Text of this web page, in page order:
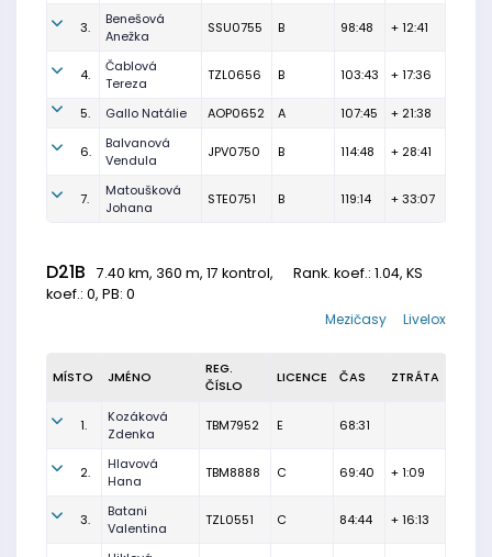
3.
Benešová
Anežka
SSU0755 B 98:48 + 12:41
4.
Čablová
Tereza
TZL0656 B 103:43 + 17:36
5. Gallo Natálie AOP0652 A 107:45 + 21:38
6.
Balvanová
Vendula
JPV0750 B 114:48 + 28:41
7.
Matoušková
Johana
STE0751 B 119:14 + 33:07
D21B 7.40 km, 360 m, 17 kontrol, Rank. koef.: 1.04, KS
koef.: 0, PB: 0
Livelox
Mezičasy
MÍSTO JMÉNO
REG.
ČÍSLO
LICENCE ČAS ZTRÁTA
1.
Kozáková
Zdenka
TBM7952 E 68:31
2.
Hlavová
Hana
TBM8888 C 69:40 + 1:09
3.
Batani
Valentina
TZL0551 C 84:44 + 16:13